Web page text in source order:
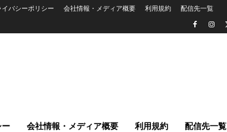
イバシーポリシー 会社情報・メディア概要 利用規約 配信先一覧
会社情報・メディア概要 利用規約 配信先一覧